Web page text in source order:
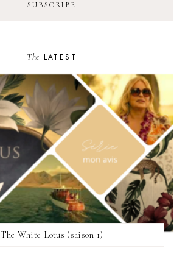
The LATEST
The White Lotus (saison 1)